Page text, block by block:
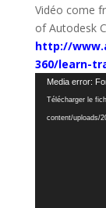
Vidéo come
of Autodesk
http://
360/learn-
Lecteur
vidéo
Media error:
Télécharger le
content/uploads/